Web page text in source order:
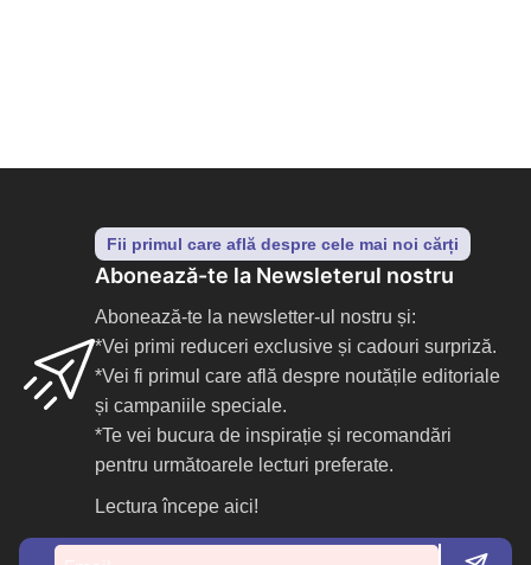
Fii primul care află despre cele mai noi cărți
Abonează-te la Newsleterul nostru
Abonează-te la newsletter-ul nostru și:
*Vei primi reduceri exclusive și cadouri surpriză.
*Vei fi primul care află despre noutățile editoriale
și campaniile speciale.
*Te vei bucura de inspirație și recomandări
pentru următoarele lecturi preferate.
Lectura începe aici!